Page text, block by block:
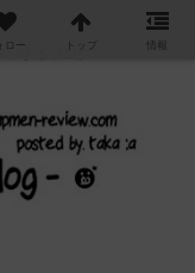
するブログ
ロー トップ 情報